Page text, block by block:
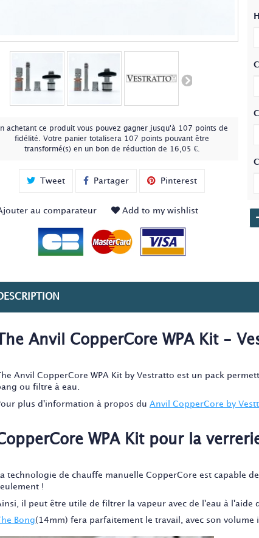
achetant ce produit vous pouvez gagner jusqu'à 107 points de
fidélité
. Votre panier totalisera 107 points pouvant être
transformé(s) en un bon de réduction de 16,05 €.
Tweet Partager Pinterest
au comparateur Add to my wishlist
The Anvil CopperCore WPA Kit -
The Anvil CopperCore WPA Kit by Vestratto est un pack
ou filtre à eau.
plus d'information à propos duAnvil CopperCore by
WPA Kit pour la
La technologie de chauffe manuelle CopperCore est capable
!
il peut être utile de filtrer la vapeur avec de l'eau à l'aide
The Bong(14mm) fera parfaitement le travail, avec son